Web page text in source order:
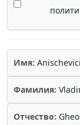
Имя: Anischevici
Фамилия:
Отчество: